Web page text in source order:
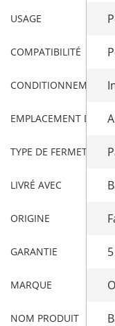
USAGE
COMPATIBILITÉ
CONDITIONNEMENT
EMPLACEMENT DE LA
TYPE DE FERMETURE
LIVRÉ AVEC
ORIGINE
GARANTIE
MARQUE
NOM PRODUIT